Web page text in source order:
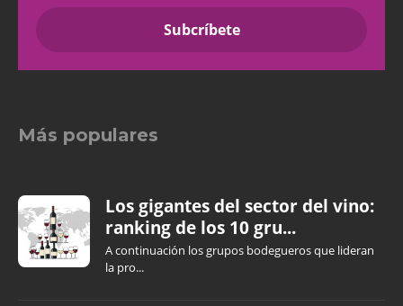
Más populares
Los gigantes del sector del vino:
ranking de los 10 gru...
A continuación los grupos bodegueros que lideran
la pro...